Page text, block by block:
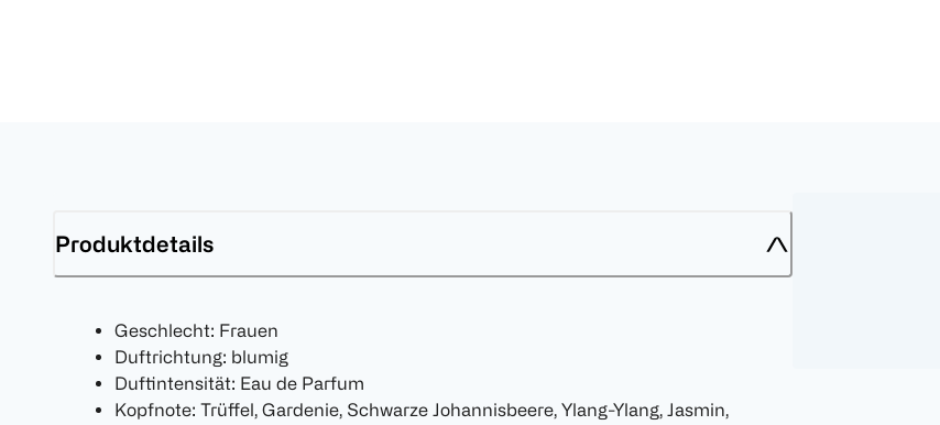
Produktdetails
Geschlecht: Frauen
Duftrichtung: blumig
Duftintensität: Eau de Parfum
Kopfnote: Trüffel, Gardenie, Schwarze Johannisbeere, Ylang-Ylang, Jasmin,